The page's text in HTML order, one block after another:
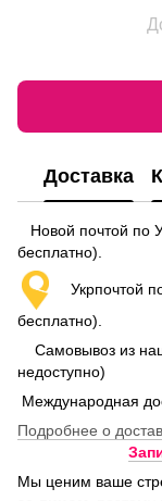
Доставка
Новой почтой по
бесплатно).
Укрпочтой по
бесплатно).
Самовывоз из
недоступно)
Международная
Подробнее о
Мы ценим ваше